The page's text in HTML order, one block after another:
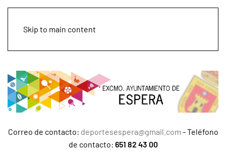
Skip to main content
DipuSport
Correo de contacto: deportesespera@gmail.com - Teléfono
de contacto: 651 82 43 00